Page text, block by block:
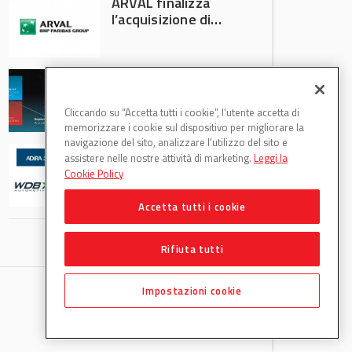
l’acquisizione di
Francoforte 2026
WDB Automotive
(Axitecnica) e Di.Pa.
Sport entrano in
ADIRA
Cliccando su “Accetta tutti i cookie”, l'utente accetta di
memorizzare i cookie sul dispositivo per migliorare la
navigazione del sito, analizzare l'utilizzo del sito e
assistere nelle nostre attività di marketing. Leggi la
Cookie Policy
Accetta tutti i cookie
Rifiuta tutti
Impostazioni cookie